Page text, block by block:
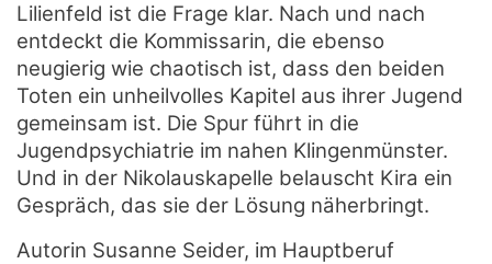
Lilienfeld ist die Frage klar. Nach und nach
entdeckt die Kommissarin, die ebenso
neugierig wie chaotisch ist, dass den beiden
Toten ein unheilvolles Kapitel aus ihrer Jugend
gemeinsam ist. Die Spur führt in die
Jugendpsychiatrie im nahen Klingenmünster.
Und in der Nikolauskapelle belauscht Kira ein
Gespräch, das sie der Lösung näherbringt.
Autorin Susanne Seider, im Hauptberuf